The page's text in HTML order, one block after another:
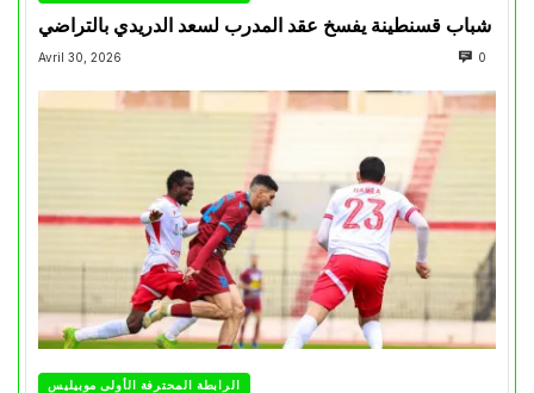
شباب قسنطينة يفسخ عقد المدرب لسعد الدريدي بالتراضي
Avril 30, 2026 0
الرابطة المحترفة الأولى موبيليس